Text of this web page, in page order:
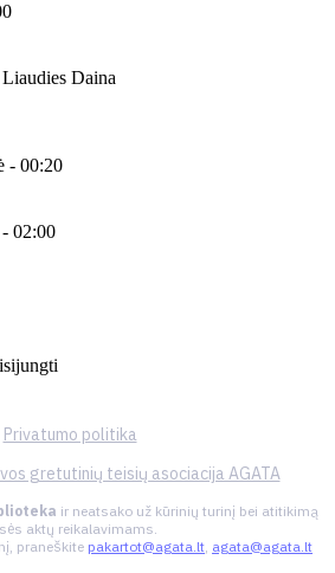
Daina
- 00:20
02:00
Privatumo politika
gretutinių teisių asociacija AGATA
ir neatsako už kūrinių turinį bei atitikimą
aktų reikalavimams.
praneškite pakartot@agata.lt, agata@agata.lt